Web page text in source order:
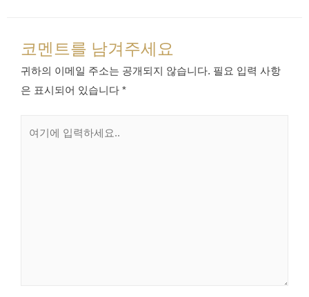
코멘트를 남겨주세요
귀하의 이메일 주소는 공개되지 않습니다. 필요 입력 사항
은 표시되어 있습니다 *